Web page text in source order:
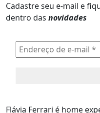
Cadastre seu e-mail e
dentro das novidades
Flávia Ferrari é home